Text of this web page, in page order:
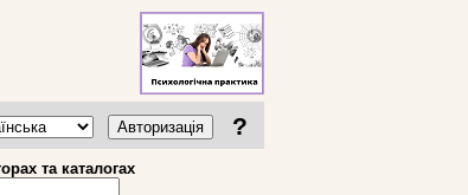
Авторизація ?
та каталогах